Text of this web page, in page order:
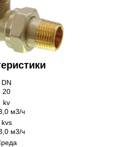
DN
20
kv
м3/ч
kvs
м3/ч